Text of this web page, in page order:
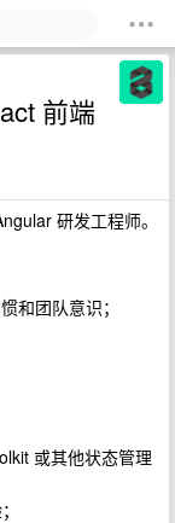
前端
研发工程师。
和团队意识；
或其他状态管理